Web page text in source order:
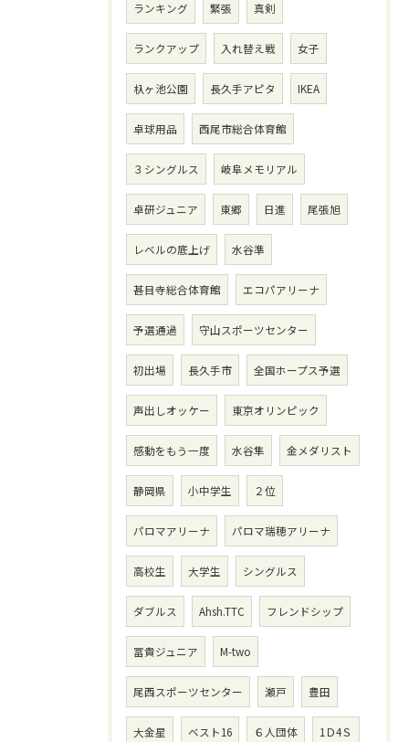
ランキング 緊張 真剣
ランクアップ 入れ替え戦 女子
杁ヶ池公園 長久手アピタ IKEA
卓球用品 西尾市総合体育館
３シングルス 岐阜メモリアル
卓研ジュニア 東郷 日進 尾張旭
レベルの底上げ 水谷準
甚目寺総合体育館 エコパアリーナ
予選通過 守山スポーツセンター
初出場 長久手市 全国ホープス予選
声出しオッケー 東京オリンピック
感動をもう一度 水谷隼 金メダリスト
静岡県 小中学生 ２位
パロマアリーナ パロマ瑞穂アリーナ
高校生 大学生 シングルス
ダブルス Ahsh.TTC フレンドシップ
冨貴ジュニア M-two
尾西スポーツセンター 瀬戸 豊田
大金星 ベスト16 ６人団体 1Ｄ4Ｓ